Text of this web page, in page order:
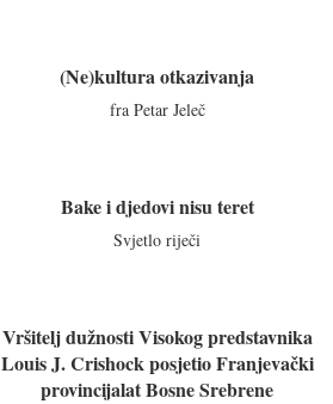
(Ne)kultura otkazivanja
fra Petar Jeleč
Bake i djedovi nisu teret
Svjetlo riječi
Vršitelj dužnosti Visokog predstavnika
Louis J. Crishock posjetio Franjevački
provincijalat Bosne Srebrene